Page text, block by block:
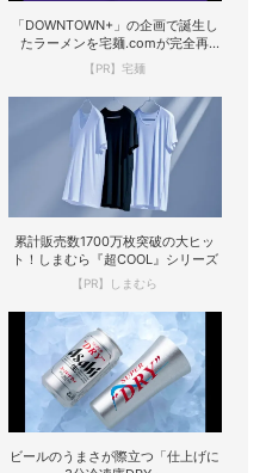
「DOWNTOWN+」の企画で誕生し
たラーメンを宅麺.comが完全再
現！
【PR】宅麺
累計販売数1700万枚突破の大ヒッ
ト！しまむら『超COOL』シリーズ
【PR】しまむら
ビールのうまさが際立つ「仕上げに